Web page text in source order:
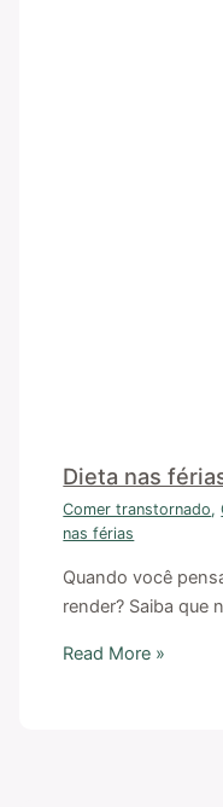
Dieta nas
Comer transtornado,
nas férias
Quando você
render? Saiba que
Read More »